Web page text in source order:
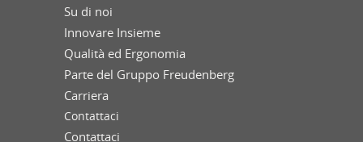
Su di noi
Innovare Insieme
Qualità ed Ergonomia
Parte del Gruppo Freudenberg
Carriera
Contattaci
Contattaci